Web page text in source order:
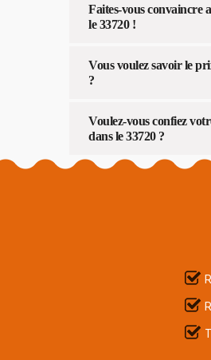
Faites-vous convaincre
le 33720 !
Vous voulez savoir le
?
Voulez-vous confiez
dans le 33720 ?